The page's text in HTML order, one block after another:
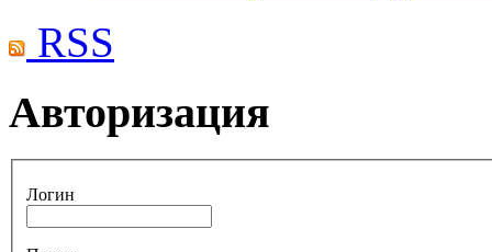
RSS
Авторизация
Логин